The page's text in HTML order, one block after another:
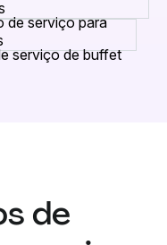
de serviço para
serviço de buffet
de